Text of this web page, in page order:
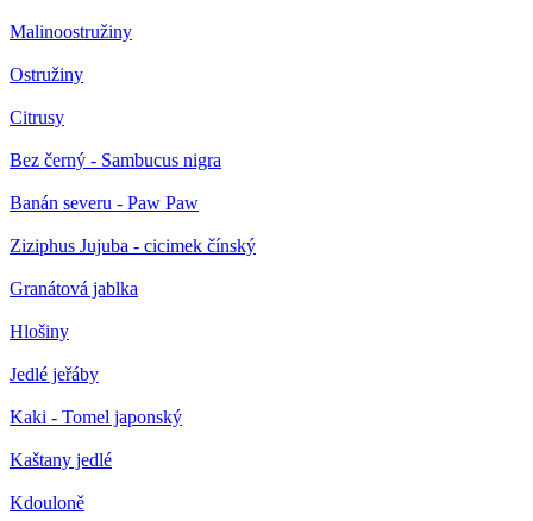
Malinoostružiny
Ostružiny
Citrusy
Bez černý - Sambucus nigra
Banán severu - Paw Paw
Ziziphus Jujuba - cicimek čínský
Granátová jablka
Hlošiny
Jedlé jeřáby
Kaki - Tomel japonský
Kaštany jedlé
Kdouloně